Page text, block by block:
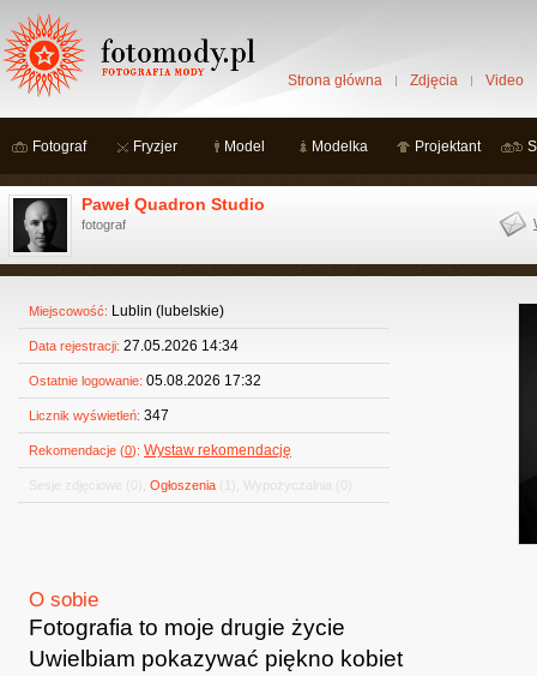
Strona główna Zdjęcia Video
Fotograf Fryzjer Model Modelka Projektant
Paweł Quadron Studio
fotograf
Miejscowość: Lublin (lubelskie)
Data rejestracji: 27.05.2026 14:34
Ostatnie logowanie: 05.08.2026 17:32
Licznik wyświetleń: 347
Rekomendacje (0): Wystaw rekomendację
Sesje zdjęciowe (0) Ogłoszenia (1) Wypożyczalnia (0)
O sobie
Fotografia to moje drugie życie
Uwielbiam pokazywać piękno kobiet